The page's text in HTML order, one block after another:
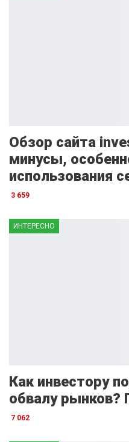
Обзор сайта
минусы,
использования
3 659
ИНТЕРЕСНО
Как инвестору
обвалу
7 062